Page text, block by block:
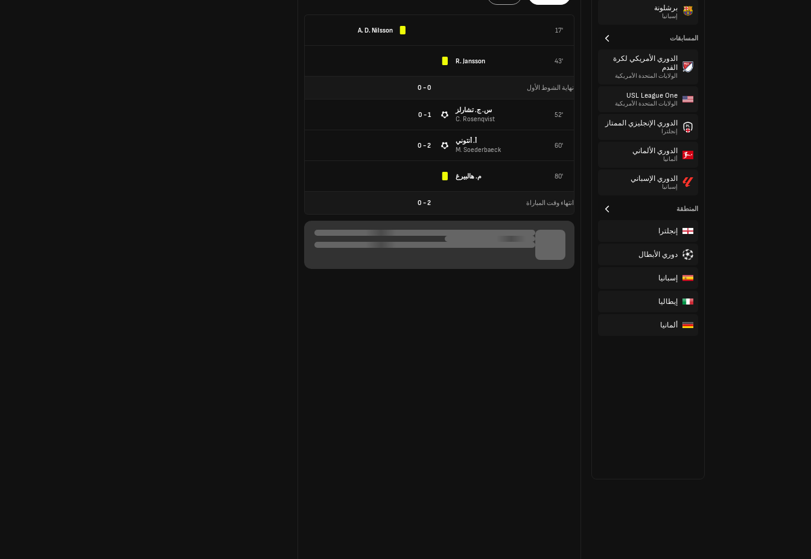
برشلونة
إسبانيا
المسابقات
الدوري الأمريكي لكرة
القدم
الولايات المتحدة الأمريكية
USL League One
الولايات المتحدة الأمريكية
الدوري الإنجليزي الممتاز
إنجلترا
الدوري الألماني
ألمانيا
الدوري الإسباني
إسبانيا
المنطقة
إنجلترا
دوري الأبطال
إسبانيا
إيطاليا
ألمانيا
17'
A. D. Nilsson
43'
R. Jansson
نهاية الشوط الأول 0
-
0
52'
س. ج. تشارلز
C. Rosenqvist
1 - 0
60'
أ. أنتوني
M. Soederbaeck
2 - 0
80' م. هالبيرغ
انتهاء وقت المباراة 2
-
0